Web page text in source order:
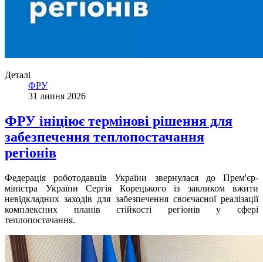
Деталі
ФРУ
31 липня 2026
ФРУ ініціює термінові рішення для
забезпечення теплопостачання
регіонів
Федерація роботодавців України звернулася до Прем'єр-
міністра України Сергія Корецького із закликом вжити
невідкладних заходів для забезпечення своєчасної реалізації
комплексних планів стійкості регіонів у сфері
теплопостачання.